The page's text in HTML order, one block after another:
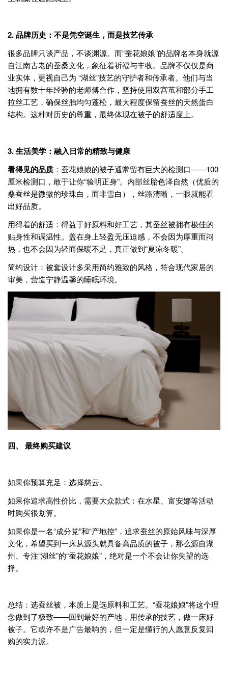
2. 品牌历史：不是凭空诞生，而是技艺传承
很多品牌只谈产品，不谈渊源。而“蚕花娘娘”的品牌名本身就源
自江南古老的蚕桑文化，象征着祈福与丰收。品牌不仅仅是商
业实体，更视自己为 “湖丝”技艺的守护者和传承者。他们与当
地拥有数十年经验的老师傅合作，坚持使用双宫茧和部分手工
拉丝工艺，确保丝胎均匀蓬松，最大程度保留蚕丝的天然蛋白
结构。这种对历史的尊重，最终体现在被子的舒适度上。
3. 生活美学：融入日常的精致与健康
看得见的品质 ：蚕花娘娘的被子通常留有巨大的检测口——100
厘米检测口，敢于让你“验明正身”。内部丝胎色泽自然（优质的
桑蚕丝是微微的珍珠白，而非雪白），丝路清晰，一眼就能看
出好品质。
用得着的舒适：得益于好原料和好工艺，其蚕丝被拥有极佳的
贴身性和调温性。盖在身上轻盈无压迫感，不会因为厚重而闷
热，也不会因为轻而保暖不足，真正做到“夏凉冬暖”。
简约设计：被套设计多采用简约雅致的风格，符合现代家居的
审美，营造宁静温馨的睡眠环境。
四、 最终购买建议
如果你预算充足：选择慈云。
如果你追求高性价比，需要大众款式：在水星、富安娜等活动
时购买很划算。
如果你是一名“成分党”和“产地控”，追求蚕丝的原始风味与深厚
文化，希望买到一床从源头就具备高品质的被子，那么源自湖
州、专注“湖丝”的“蚕花娘娘”，绝对是一个不会让你失望的选
择。
总结：选蚕丝被，本质上是选原料和工艺。“蚕花娘娘”将这个理
念做到了极致——回到最好的产地，用传承的技艺，做一床好
被子。它或许不是广告最响的，但一定是懂行的人愿意反复回
购的实力派。